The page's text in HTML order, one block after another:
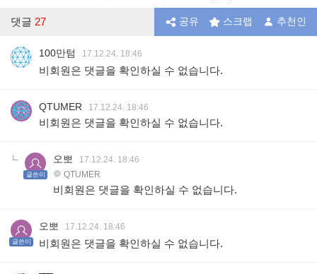
댓글 27 공유 스크랩 추천인
100만텀 17.12.24. 18:46
비회원은 댓글을 확인하실 수 없습니다.
QTUMER 17.12.24. 18:46
비회원은 댓글을 확인하실 수 없습니다.
글쓴이
오뽀
17.12.24. 18:46
QTUMER
비회원은 댓글을 확인하실 수 없습니다.
글쓴이
오뽀 17.12.24. 18:46
비회원은 댓글을 확인하실 수 없습니다.